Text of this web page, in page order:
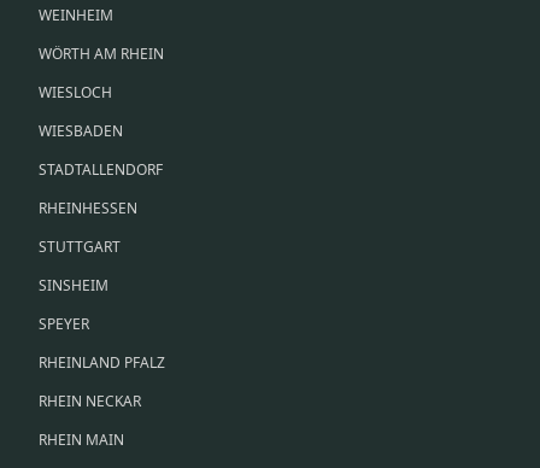
WEINHEIM
WÖRTH AM RHEIN
WIESLOCH
WIESBADEN
STADTALLENDORF
RHEINHESSEN
STUTTGART
SINSHEIM
SPEYER
RHEINLAND PFALZ
RHEIN NECKAR
RHEIN MAIN